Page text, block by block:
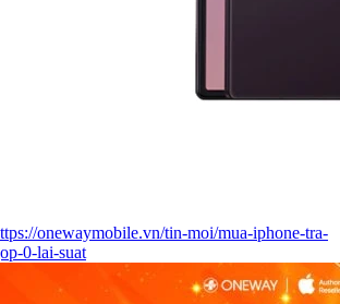
onewaymobile.vn/tin-moi/mua-iphone-tra-
0-lai-suat